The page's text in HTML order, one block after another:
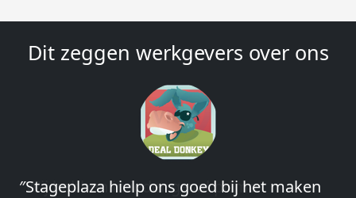
Dit zeggen werkgevers over ons
″Wij hebben in ieder geval prima